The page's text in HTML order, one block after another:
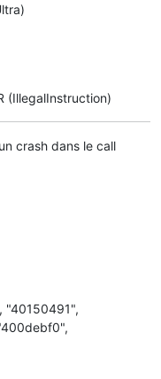
(IllegalInstruction)
crash dans le call
"40150491",